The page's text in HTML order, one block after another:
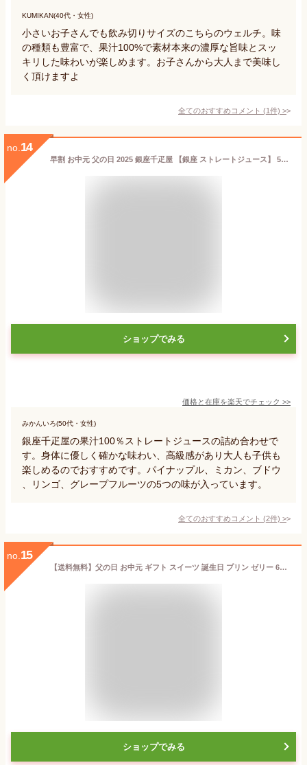
KUMIKAN(40代・女性)
小さいお子さんでも飲み切りサイズのこちらのウェルチ。味
の種類も豊富で、果汁100%で素材本来の濃厚な旨味とスッ
キリした味わいが楽しめます。お子さんから大人まで美味し
く頂けますよ
全てのおすすめコメント (1件) >
no. 14
早割 お中元 父の日 2025 銀座千疋屋 【銀座 ストレートジュース】 5種類 計10本 SK162 千疋屋 ジュース フルーツ 果物 ドリンク お取り寄せ 内祝い お祝い お供え セット 詰め合わせ プレゼント ギフト 贈り物 お返し 常温 送料無料 御中元
ショップでみる
価格と在庫を楽天でチェック >>
みかんいろ(50代・女性)
銀座千疋屋の果汁100％ストレートジュースの詰め合わせで
す。身体に優しく確かな味わい、高級感があり大人も子供も
楽しめるのでおすすめです。パイナップル、ミカン、ブドウ
、リンゴ、グレープフルーツの5つの味が入っています。
全てのおすすめコメント (2件) >
no. 15
【送料無料】父の日 お中元 ギフト スイーツ 誕生日 プリン ゼリー 6個セット ゴロっと果物たっぷりゼリー(冷蔵) 130g×6個 フルーツゼリー ギフト プリン 高級 なめらか お取り寄せ 誕生日 贈答 女性向けギフト ゼリーギフト スイーツギフト
ショップでみる